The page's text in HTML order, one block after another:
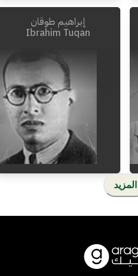
1905
إبراهيم طوقان
Ibrahim Tuqan
المزيد